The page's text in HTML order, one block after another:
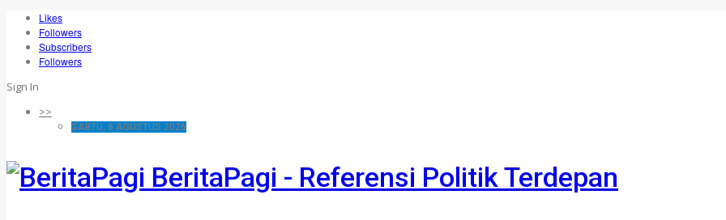
Likes
Followers
Subscribers
Followers
Sign In
>>
SABTU, 8 AGUSTUS 2026
BeritaPagi - Referensi Politik Terdepan